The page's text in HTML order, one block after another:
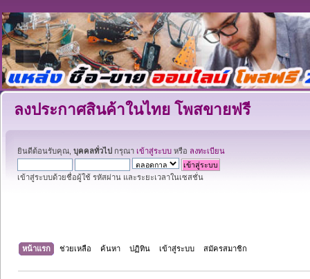
ลงประกาศสินค้าในไทย โพสขายฟรี
ยินดีต้อนรับคุณ, บุคคลทั่วไป กรุณา เข้าสู่ระบบ หรือ ลงทะเบียน
เข้าสู่ระบบด้วยชื่อผู้ใช้ รหัสผ่าน และระยะเวลาในเซสชั่น
หน้าแรก ช่วยเหลือ ค้นหา ปฏิทิน เข้าสู่ระบบ สมัครสมาชิก